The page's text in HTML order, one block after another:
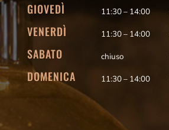
GIOVEDÌ 11:30 – 14:00
VENERDÌ 11:30 – 14:00
SABATO chiuso
DOMENICA 11:30 – 14:00